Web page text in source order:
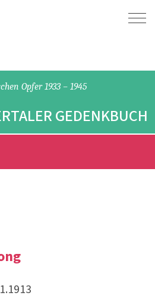
Opfer 1933 – 1945
GEDENKBUCH